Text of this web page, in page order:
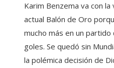
Karim Benzema va con
actual Balón de Oro
mucho más en un partido
goles. Se quedó sin
la polémica decisión de